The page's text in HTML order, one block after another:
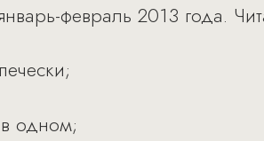
февраль 2013 года.
одном;